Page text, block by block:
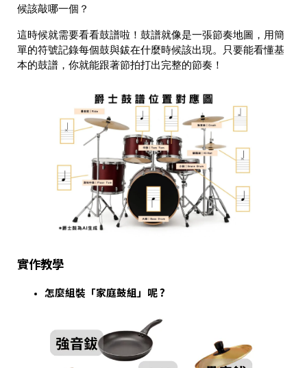
候該敲哪一個？
這時候就需要看看鼓譜啦！鼓譜就像是一張節奏地圖，用簡
單的符號記錄每個鼓與鈸在什麼時候該出現。只要能看懂基
本的鼓譜，你就能跟著節拍打出完整的節奏！
實作教學
怎麼組裝「家庭鼓組」呢 ?